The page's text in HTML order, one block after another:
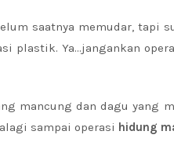
saatnya memudar, tapi
plastik. Ya…jangankan
mancung dan dagu yang
sampai operasi hidung